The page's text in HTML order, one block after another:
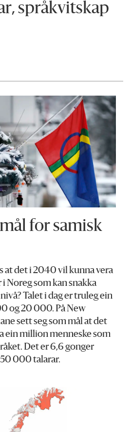
språkvitskap
for samisk
at det i 2040 vil kunna vera
Noreg som kan snakka
Talet i dag er truleg ein
og 20 000. På New
sett seg som mål at det
ein million menneske som
Det er 6,6 gonger
000 talarar.